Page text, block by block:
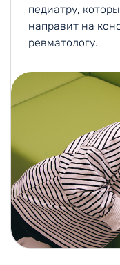
педиатру,
направит на
ревматологу.